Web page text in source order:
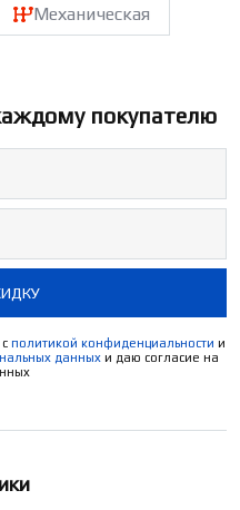
Механическая
покупателю
политикой конфиденциальности и
данных и даю согласие на